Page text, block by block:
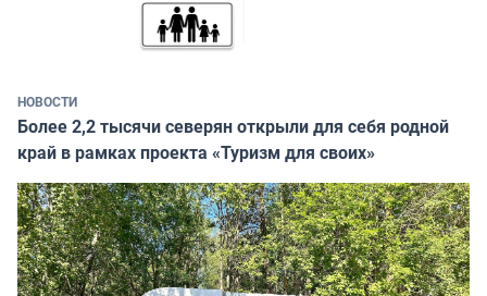
НОВОСТИ
Более 2,2 тысячи северян открыли для себя родной
край в рамках проекта «Туризм для своих»